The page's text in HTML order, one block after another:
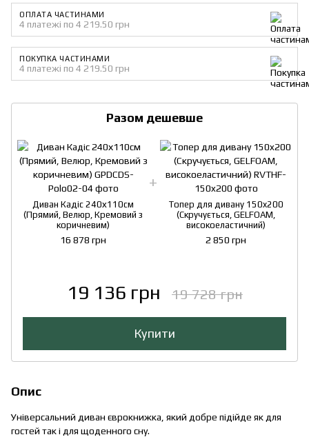
ОПЛАТА ЧАСТИНАМИ
4 платежі по 4 219.50 грн
ПОКУПКА ЧАСТИНАМИ
4 платежі по 4 219.50 грн
Разом дешевше
Диван Кадіс 240х110см
(Прямий, Велюр, Кремовий з
коричневим)
16 878 грн
Топер для дивану 150x200
(Скручується, GELFOAM,
високоеластичний)
2 850 грн
19 136 грн 19 728 грн
Купити
Опис
Універсальний диван єврокнижка, який добре підійде як для
гостей так і для щоденного сну.